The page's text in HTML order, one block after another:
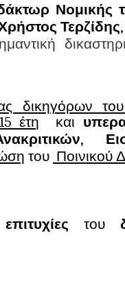
Νομικής
Τερζίδης
δικηγόρων
έτη και
,
του Ποινικού
επιτυχίες του